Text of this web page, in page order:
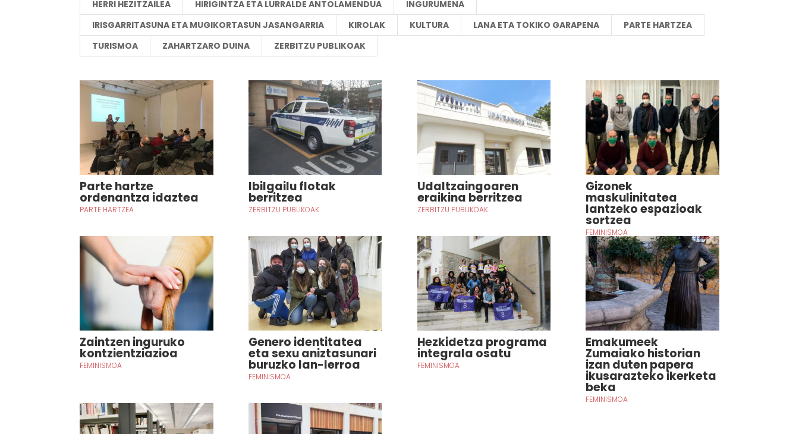
HERRI HEZITZAILEA
HIRIGINTZA ETA LURRALDE ANTOLAMENDUA
INGURUMENA
IRISGARRITASUNA ETA MUGIKORTASUN JASANGARRIA
KIROLAK KULTURA LANA ETA TOKIKO GARAPENA
PARTE HARTZEA
TURISMOA
ZAHARTZARO DUINA ZERBITZU PUBLIKOAK
Parte hartze
ordenantza idaztea
PARTE HARTZEA
Ibilgailu flotak
berritzea
ZERBITZU PUBLIKOAK
Udaltzaingoaren
eraikina berritzea
ZERBITZU PUBLIKOAK
Gizonek
maskulinitatea
lantzeko espazioak
sortzea
FEMINISMOA
Zaintzen inguruko
kontzientziazioa
FEMINISMOA
Genero identitatea
eta sexu aniztasunari
buruzko lan-lerroa
FEMINISMOA
Hezkidetza programa
integrala osatu
FEMINISMOA
Emakumeek
Zumaiako historian
izan duten papera
ikusarazteko ikerketa
beka
FEMINISMOA